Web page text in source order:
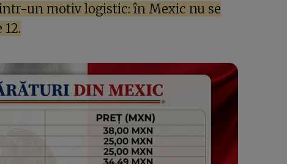
un motiv logistic: în Mexic nu se